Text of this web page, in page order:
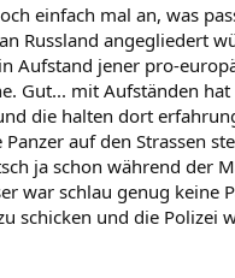
einfach mal an, was
Russland angegliedert
Aufstand jener pro-
Gut... mit Aufständen hat
die halten dort
auf den Strassen
ja schon während der
war schlau genug keine
schicken und die Polizei